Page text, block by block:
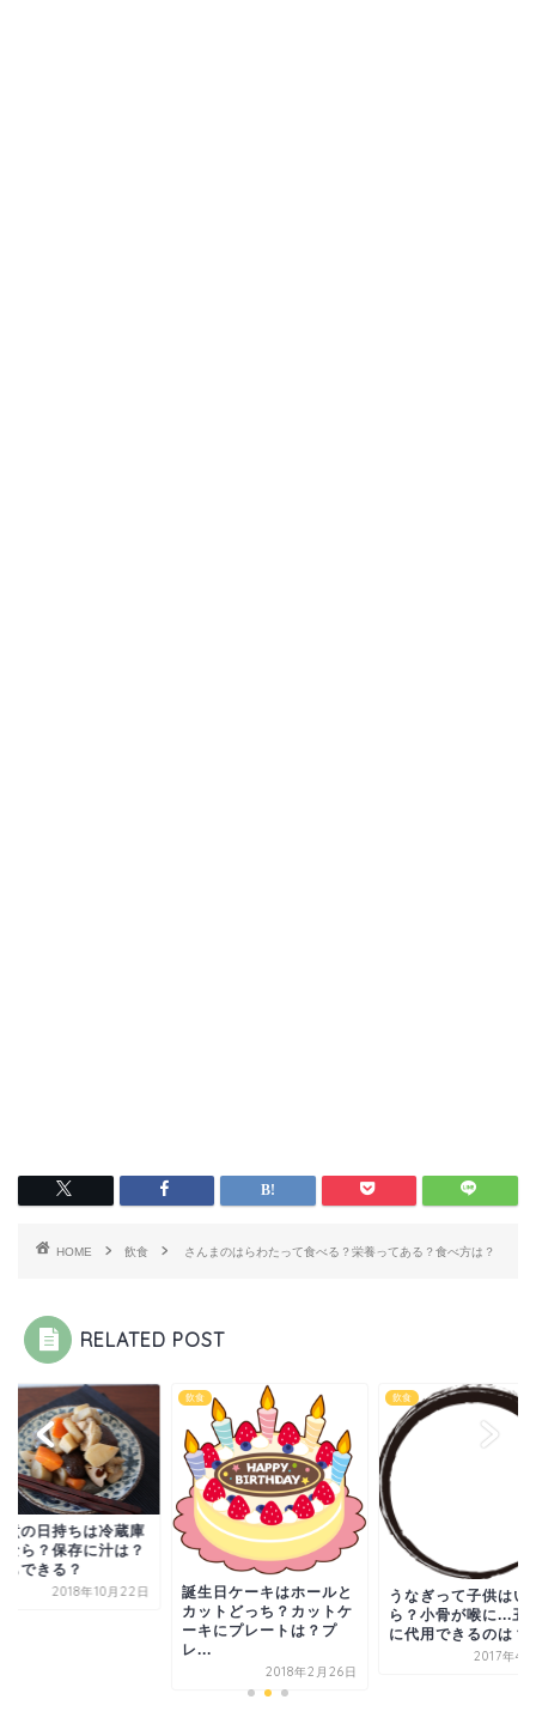
HOME 飲食 さんまのはらわたって食べる？栄養ってある？食べ方は？
RELATED POST
煮の日持ちは冷蔵庫
なら？保存に汁は？
もできる？
2018年10月22日
飲食
誕生日ケーキはホールと
カットどっち？カットケ
ーキにプレートは？プ
レ...
2018年2月26日
飲食
うなぎって子供はい
ら？小骨が喉に...丑
に代用できるのは？
2017年4